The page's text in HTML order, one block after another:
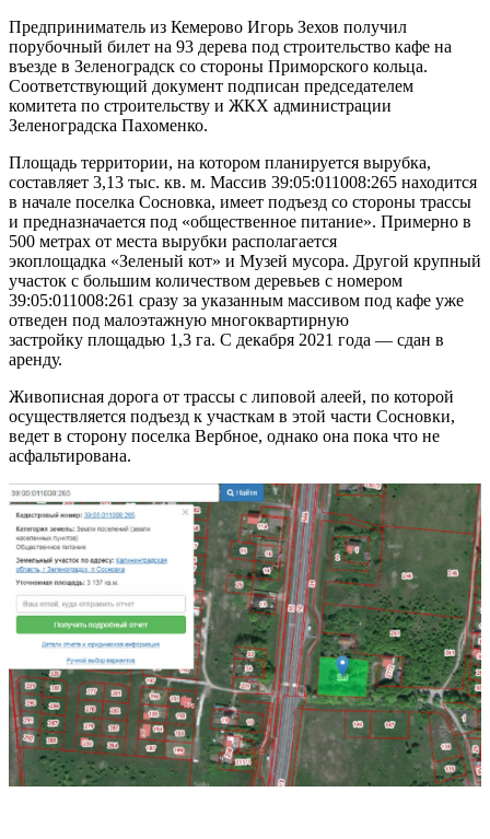
Предприниматель из Кемерово Игорь Зехов получил
порубочный билет на 93 дерева под строительство кафе на
въезде в Зеленоградск со стороны Приморского кольца.
Соответствующий документ подписан председателем
комитета по строительству и ЖКХ администрации
Зеленоградска Пахоменко.
Площадь территории, на котором планируется вырубка,
составляет 3,13 тыс. кв. м. Массив 39:05:011008:265 находится
в начале поселка Сосновка, имеет подъезд со стороны трассы
и предназначается под «общественное питание». Примерно в
500 метрах от места вырубки располагается
экоплощадка «Зеленый кот» и Музей мусора. Другой крупный
участок с большим количеством деревьев с номером
39:05:011008:261 сразу за указанным массивом под кафе уже
отведен под малоэтажную многоквартирную
застройку площадью 1,3 га. С декабря 2021 года — сдан в
аренду.
Живописная дорога от трассы с липовой алеей, по которой
осуществляется подъезд к участкам в этой части Сосновки,
ведет в сторону поселка Вербное, однако она пока что не
асфальтирована.